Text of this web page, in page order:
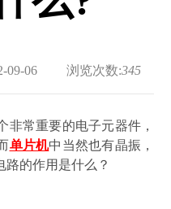
09-06 浏览次数:345
常重要的电子元器件，
单片机中当然也有晶振，
路的作用是什么？